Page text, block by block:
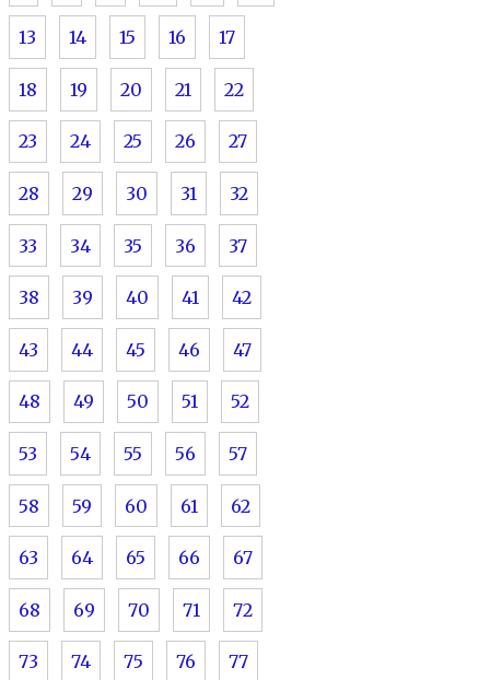
13 14 15 16 17
18 19 20 21 22
23 24 25 26 27
28 29 30 31 32
33 34 35 36 37
38 39 40 41 42
43 44 45 46 47
48 49 50 51 52
53 54 55 56 57
58 59 60 61 62
63 64 65 66 67
68 69 70 71 72
73 74 75 76 77